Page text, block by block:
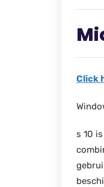
Click
s 10